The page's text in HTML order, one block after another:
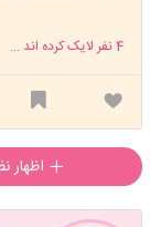
4نفر لایک کرده اند ...